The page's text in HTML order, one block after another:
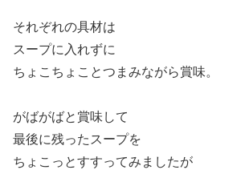
それぞれの具材は
スープに入れずに
ちょこちょことつまみながら賞味。
がばがばと賞味して
最後に残ったスープを
ちょこっとすすってみましたが